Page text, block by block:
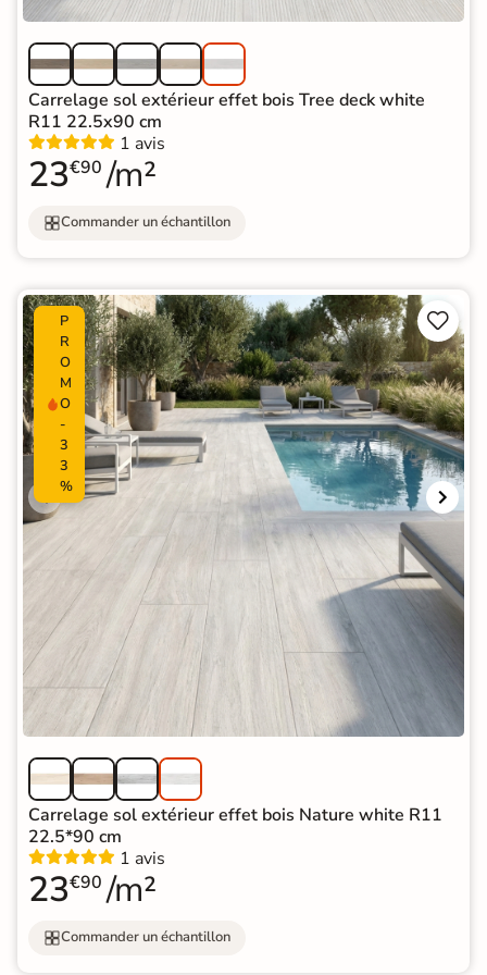
Carrelage sol extérieur effet bois Tree deck white
R11 22.5x90 cm
1 avis
23€90 /m²
Commander un échantillon
P
R
O
M
O
-
3
3
%


Carrelage sol extérieur effet bois Nature white R11
22.5*90 cm
1 avis
23€90 /m²
Commander un échantillon